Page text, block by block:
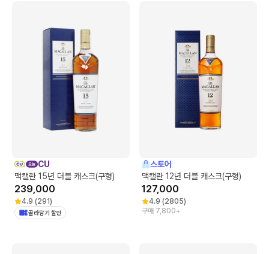
CU
맥캘란 15년 더블 캐스크(구형)
239,000
4.9 (291)
골라담기 할인
스토어
맥캘란 12년 더블 캐스크(구형)
127,000
4.9 (2805)
구매 7,800+